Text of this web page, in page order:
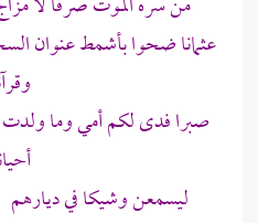
عثمانا ضحوا بأشمط عنوان
صبرا فدى لكم أمي وما
ليسمعن وشيكا في ديارهم